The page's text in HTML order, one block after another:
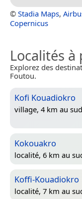
© Stadia Maps,
Copernicus
Localités
Explorez des
Foutou.
Kofi Kouadiokro
village, 4 km au sud
Kokouakro
localité, 6 km au
Koffi-Kouadiokro
localité, 7 km au